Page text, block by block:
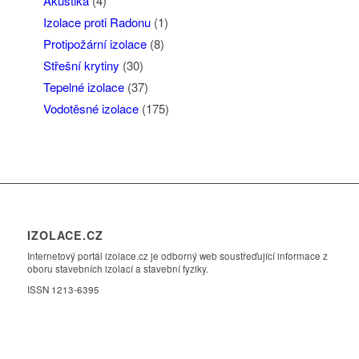
Izolace proti Radonu(1)
Protipožární izolace(8)
Střešní krytiny (30)
Tepelné izolace(37)
Vodotěsné izolace(175)
IZOLACE.CZ
Internetový portál izolace.cz je odborný web soustřeďující informace z
oboru stavebních izolací a stavební fyziky.
ISSN 1213-6395